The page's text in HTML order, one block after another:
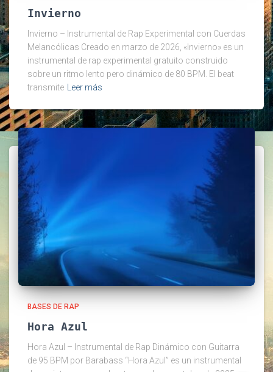
Invierno
Invierno – Instrumental de Rap Experimental con Cuerdas
Melancólicas Creado en marzo de 2026, «Invierno» es un
instrumental de rap experimental gratuito construido
sobre un ritmo lento pero dinámico de 80 BPM. El beat
transmite Leer más
BASES DE RAP
Hora Azul
Hora Azul – Instrumental de Rap Dinámico con Guitarra
de 95 BPM por Barabass “Hora Azul” es un instrumental